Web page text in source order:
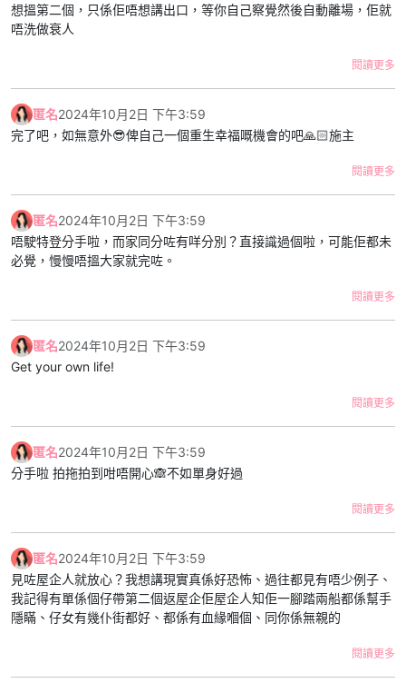
想搵第二個，只係佢唔想講出口，等你自己察覺然後自動離場，佢就
唔洗做衰人
閱讀更多
匿名2024年10月2日 下午3:59
完了吧，如無意外😎俾自己一個重生幸福嘅機會的吧🙏🏻施主
閱讀更多
匿名2024年10月2日 下午3:59
唔駛特登分手啦，而家同分咗有咩分別？直接識過個啦，可能佢都未
必覺，慢慢唔搵大家就完咗。
閱讀更多
匿名2024年10月2日 下午3:59
Get your own life!
閱讀更多
匿名2024年10月2日 下午3:59
分手啦 拍拖拍到咁唔開心🙈不如單身好過
閱讀更多
匿名2024年10月2日 下午3:59
見咗屋企人就放心？我想講現實真係好恐怖、過往都見有唔少例子、
我記得有單係個仔帶第二個返屋企佢屋企人知佢一腳踏兩船都係幫手
隱瞞、仔女有幾仆街都好、都係有血緣嗰個、同你係無親的
閱讀更多